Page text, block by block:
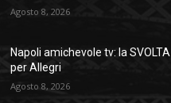
Agosto 8, 2026
Napoli amichevole tv: la SVOLTA
per Allegri
Agosto 8, 2026